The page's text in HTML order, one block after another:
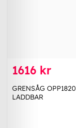
1616 kr
GRENSÅG OPP1820
LADDBAR